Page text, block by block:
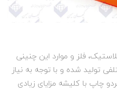
فلز و موارد این چنینی
تولید شده و با توجه به نیاز
چاپ با کلیشه مزایای زیادی